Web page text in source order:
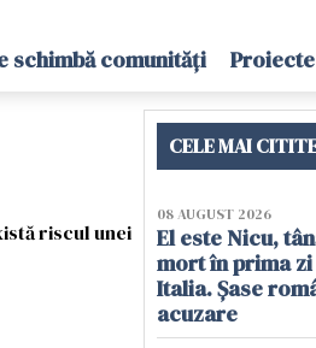
schimbă comunități
riscul unei
CELE MAI
08 AUGUST 2026
El este Nicu,
mort în prima
Italia. Șase
acuzare